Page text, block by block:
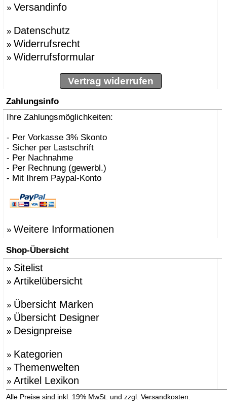
» Versandinfo
» Datenschutz
» Widerrufsrecht
» Widerrufsformular
Vertrag widerrufen
Zahlungsinfo
Ihre Zahlungsmöglichkeiten:
- Per Vorkasse 3% Skonto
- Sicher per Lastschrift
- Per Nachnahme
- Per Rechnung (gewerbl.)
- Mit Ihrem Paypal-Konto
» Weitere Informationen
Shop-Übersicht
» Sitelist
» Artikelübersicht
» Übersicht Marken
» Übersicht Designer
» Designpreise
» Kategorien
» Themenwelten
» Artikel Lexikon
Alle Preise sind inkl. 19% MwSt. und zzgl. Versandkosten.